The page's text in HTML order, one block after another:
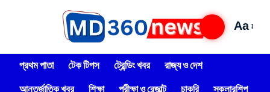
Aa
প্রথম পাতা টেক টিপস ট্রেন্ডিং খবর
রাজ্য ও দেশ
আন্তর্জাতিক খবর
শিক্ষা পরীক্ষা ও রেজাল্ট চাকরি
স্কলারশিপ